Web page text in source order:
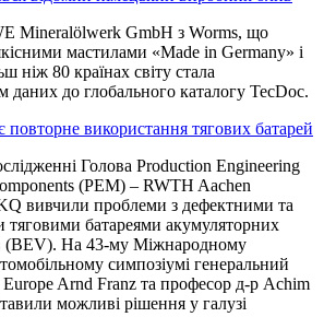
Mineralölwerk GmbH з Worms, що
мастилами «Made in Germany» і
ніж 80 країнах світу стала
даних до глобального каталогу TecDoc.
повторне використання тягових батарей
Голова Production Engineering
(PEM) – RWTH Aachen
вивчили проблеми з дефектними та
тяговими батареями акумуляторних
(BEV). На 43-му Міжнародному
симпозіумі генеральний
Arnd Franz та професор д-р Achim
можливі рішення у галузі